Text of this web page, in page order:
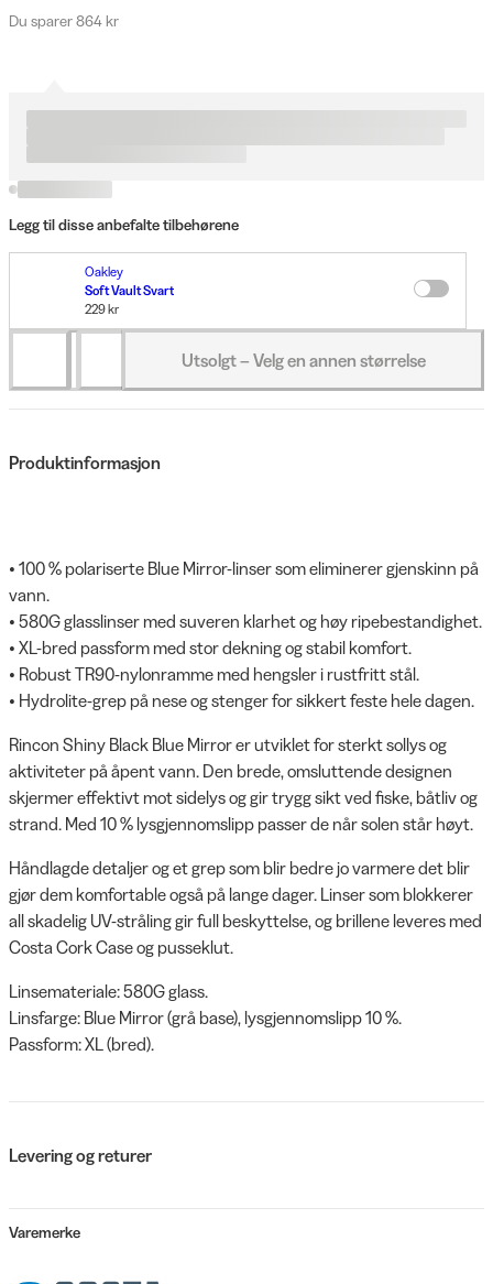
Du sparer 864 kr
Legg til disse anbefalte tilbehørene
Oakley
Soft Vault Svart
229 kr
Utsolgt – Velg en annen størrelse
Produktinformasjon
• 100 % polariserte Blue Mirror-linser som eliminerer gjenskinn på
vann.
• 580G glasslinser med suveren klarhet og høy ripebestandighet.
• XL-bred passform med stor dekning og stabil komfort.
• Robust TR90-nylonramme med hengsler i rustfritt stål.
• Hydrolite-grep på nese og stenger for sikkert feste hele dagen.
Rincon Shiny Black Blue Mirror er utviklet for sterkt sollys og
aktiviteter på åpent vann. Den brede, omsluttende designen
skjermer effektivt mot sidelys og gir trygg sikt ved fiske, båtliv og
strand. Med 10 % lysgjennomslipp passer de når solen står høyt.
Håndlagde detaljer og et grep som blir bedre jo varmere det blir
gjør dem komfortable også på lange dager. Linser som blokkerer
all skadelig UV-stråling gir full beskyttelse, og brillene leveres med
Costa Cork Case og pusseklut.
Linsemateriale: 580G glass.
Linsfarge: Blue Mirror (grå base), lysgjennomslipp 10 %.
Passform: XL (bred).
Levering og returer
Varemerke